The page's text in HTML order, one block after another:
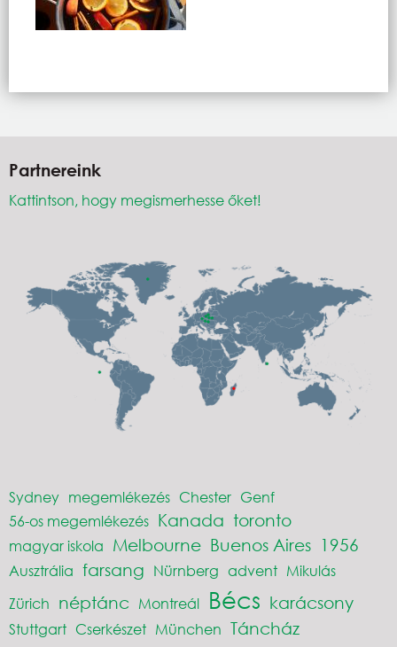
Partnereink
Kattintson, hogy megismerhesse őket!
Sydney megemlékezés Chester Genf
56-os megemlékezés Kanada toronto
magyar iskola Melbourne Buenos Aires 1956
Ausztrália farsang Nürnberg advent Mikulás
Zürich néptánc Montreál Bécs karácsony
Stuttgart Cserkészet München Táncház